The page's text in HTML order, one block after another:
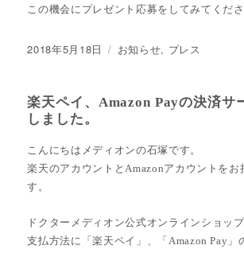
この機会にプレゼント応募をしてみてくだ
投
2018年5月18日
カ
リ
お知らせ, プレス
楽天ペイ、Amazon Payの決済サ
しました。
こんにちはメディオンの石塚です。
楽天のアカウントとAmazonアカウントをお
す。
ドクターメディオン公式オンラインショッ
支払方法に「楽天ペイ」、「Amazon Pay」